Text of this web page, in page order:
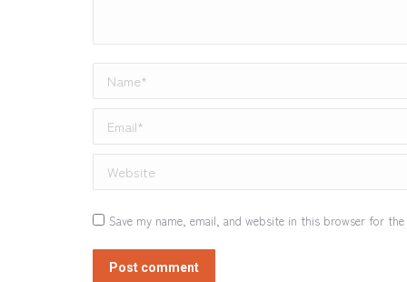
Name *
Email *
Website
Save my name, email, and website in this browser for
Post comment